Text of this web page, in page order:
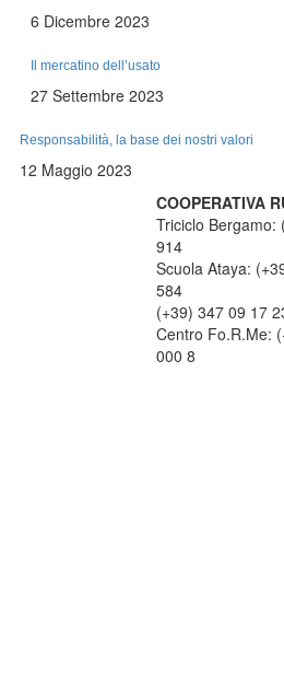
6 Dicembre 2023
Il mercatino dell’usato
27 Settembre 2023
Responsabilità, la base dei nostri valori
12 Maggio 2023
COOPERATIVA
Triciclo Bergamo:
914
Scuola Ataya:
584
(+39) 347 09 17
Centro Fo.R.Me:
000 8